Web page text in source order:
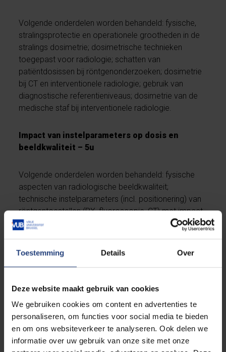
Toestemming Details Over
Deze website maakt gebruik van cookies
We gebruiken cookies om content en advertenties te
personaliseren, om functies voor social media te bieden
en om ons websiteverkeer te analyseren. Ook delen we
informatie over uw gebruik van onze site met onze
Volgende onderdelen worden behandeld: fysische,
stralingsprotectie en operationele grootheden in de
stralings dosimetrie; dosimetrische technieken
toegepast voor radiologie; schatten van
patiëntdosissen bij röntgenonderzoeken; dosimetrie
bij CT en interventionele radiologie; gebruik van
diagnostische referentieniveaus; dosimetrie van de
medische staf bij interventionele radiologie.
Impact van instelparameters op dosis en
beeldkwaliteit – 5u
Volgende onderdelen worden behandeld: fysische
aspecten van radiologische beeldkwaliteit;
technische instelparameters (incl. positionering) van
röntgentoestellen (RX, fluoroscopie, CT) met impact
op personeels- en patientendosis; impact van
Dit lesonderdeel vindt plaats in de röntgenzalen. De
studenten voeren in groepen een reeks experimenten
uit met dosimetrie-apparatuur en testobjecten. De
oefeningen hebben hoofdzakelijk betrekking op de
invloed van technisch/fysische instellingen op